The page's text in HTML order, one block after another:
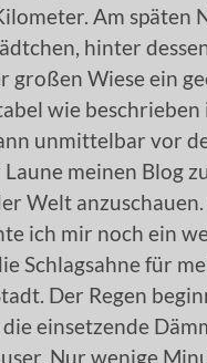
Am späten
hinter
großen Wiese ein
wie
unmittelbar vor
meinen Blog
Welt
ich mir noch ein
Schlagsahne für
Der Regen
einsetzende
Nur wenige